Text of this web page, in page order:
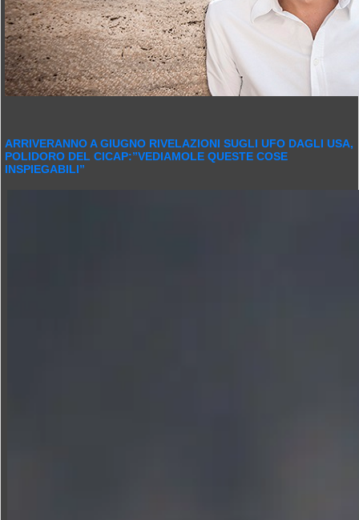
ARRIVERANNO A GIUGNO RIVELAZIONI SUGLI UFO DAGLI USA,
POLIDORO DEL CICAP:”VEDIAMOLE QUESTE COSE
INSPIEGABILI”